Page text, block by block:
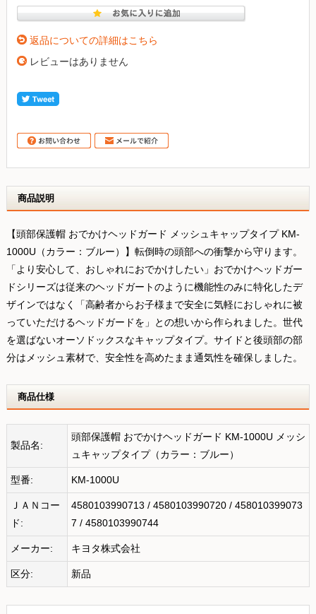
返品についての詳細はこちら
レビューはありません
商品説明
【頭部保護帽 おでかけヘッドガード メッシュキャップタイプ KM-
1000U（カラー：ブルー）】転倒時の頭部への衝撃から守ります。
「より安心して、おしゃれにおでかけしたい」おでかけヘッドガー
ドシリーズは従来のヘッドガートのように機能性のみに特化したデ
ザインではなく「高齢者からお子様まで安全に気軽におしゃれに被
っていただけるヘッドガードを」との想いから作られました。世代
を選ばないオーソドックスなキャップタイプ。サイドと後頭部の部
分はメッシュ素材で、安全性を高めたまま通気性を確保しました。
商品仕様
製品名:
頭部保護帽 おでかけヘッドガード KM-1000U メッシ
ュキャップタイプ（カラー：ブルー）
型番: KM-1000U
ＪＡＮコー
ド:
4580103990713 / 4580103990720 / 458010399073
7 / 4580103990744
メーカー: キヨタ株式会社
区分: 新品